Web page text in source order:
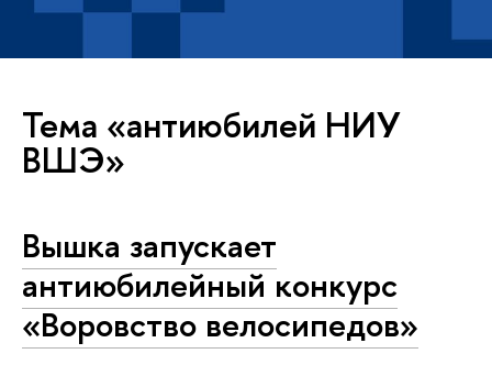
Тема «антиюбилей НИУ
ВШЭ»
Вышка запускает
антиюбилейный конкурс
«Воровство велосипедов»